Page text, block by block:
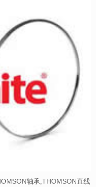
轴承,THOMSON直线